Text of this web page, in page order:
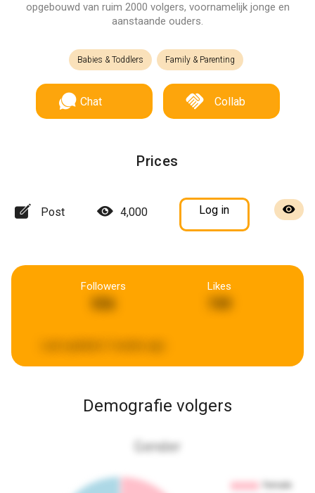
opgebouwd van ruim 2000 volgers, voornamelijk jonge en
aanstaande ouders.
Babies & Toddlers Family & Parenting
Chat Collab
Prices
Post 4,000 Log in
Followers
556
Likes
Demografie volgers
Gender